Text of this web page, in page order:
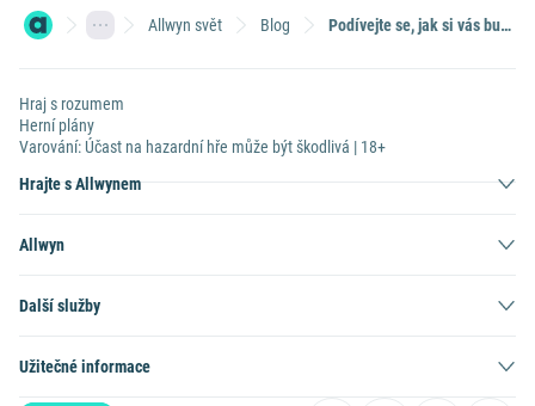
Allwyn svět Blog Podívejte se, jak si vás budou banky rozmazlovat, až vyhrajete v loterii
Hraj s rozumem
Herní plány
Varování: Účast na hazardní hře může být škodlivá | 18+
Hrajte s Allwynem
Allwyn
Další služby
Užitečné informace